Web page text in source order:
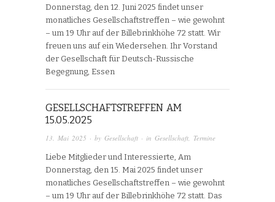
Donnerstag, den 12. Juni 2025 findet unser
monatliches Gesellschaftstreffen – wie gewohnt
– um 19 Uhr auf der Billebrinkhöhe 72 statt. Wir
freuen uns auf ein Wiedersehen. Ihr Vorstand
der Gesellschaft für Deutsch-Russische
Begegnung, Essen
GESELLSCHAFTSTREFFEN AM
15.05.2025
13. Mai 2025 · by Gesellschaft · in Gesellschaft Termine
Liebe Mitglieder und Interessierte, Am
Donnerstag, den 15. Mai 2025 findet unser
monatliches Gesellschaftstreffen – wie gewohnt
– um 19 Uhr auf der Billebrinkhöhe 72 statt. Das